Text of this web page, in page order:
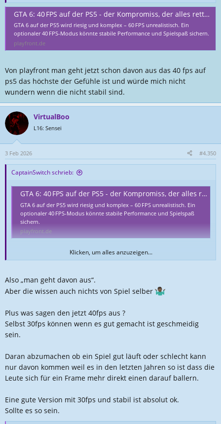
GTA 6: 40 FPS auf der PS5 - der Kompromiss, der alles rettet?
GTA 6 auf der PS5 wird riesig und komplex – 60 FPS unrealistisch. Ein
optionaler 40 FPS-Modus könnte stabile Performance und Spielspaß sichern.
playfront.de
Von playfront man geht jetzt schon davon aus das 40 fps auf
ps5 das höchste der Gefühle ist und würde mich nicht
wundern wenn die nicht stabil sind.
VirtualBoo
L16: Sensei
3 Feb 2026 #4.350
CaptainSwitch schrieb:
GTA 6: 40 FPS auf der PS5 - der Kompromiss, der alles rettet?
GTA 6 auf der PS5 wird riesig und komplex – 60 FPS unrealistisch. Ein
optionaler 40 FPS-Modus könnte stabile Performance und Spielspaß
sichern.
playfront.de
Von playfront man geht jetzt schon davon aus das 40 fps auf ps5 das
Klicken, um alles anzuzeigen...
Also „man geht davon aus“.
Aber die wissen auch nichts von Spiel selber
Plus was sagen den jetzt 40fps aus ?
Selbst 30fps können wenn es gut gemacht ist geschmeidig
sein.
Daran abzumachen ob ein Spiel gut läuft oder schlecht kann
nur davon kommen weil es in den letzten Jahren so ist dass die
Leute sich für ein Frame mehr direkt einen darauf ballern.
Eine gute Version mit 30fps und stabil ist absolut ok.
Sollte es so sein.